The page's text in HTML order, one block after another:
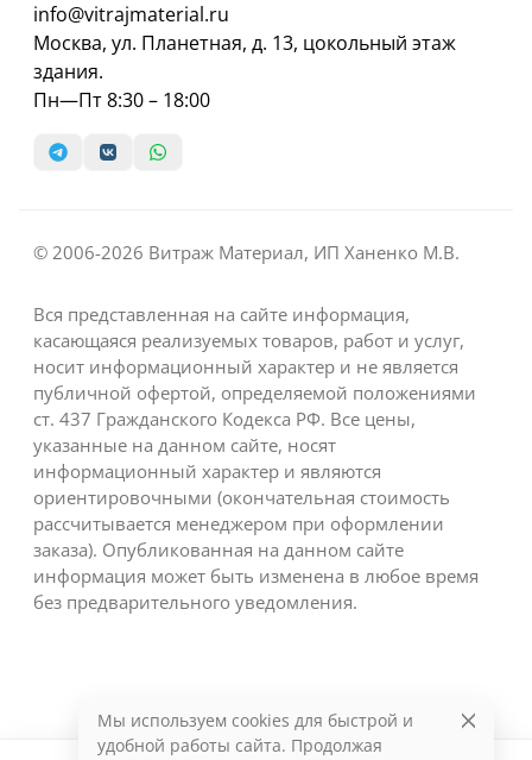
info@vitrajmaterial.ru
Москва, ул. Планетная, д. 13, цокольный этаж
здания.
Пн—Пт 8:30 – 18:00
© 2006-2026 Витраж Материал, ИП Ханенко М.В.
Вся представленная на сайте информация,
касающаяся реализуемых товаров, работ и услуг,
носит информационный характер и не является
публичной офертой, определяемой положениями
ст. 437 Гражданского Кодекса РФ. Все цены,
указанные на данном сайте, носят
информационный характер и являются
ориентировочными (окончательная стоимость
рассчитывается менеджером при оформлении
заказа). Опубликованная на данном сайте
информация может быть изменена в любое время
без предварительного уведомления.
Мы используем cookies для быстрой и
удобной работы сайта. Продолжая